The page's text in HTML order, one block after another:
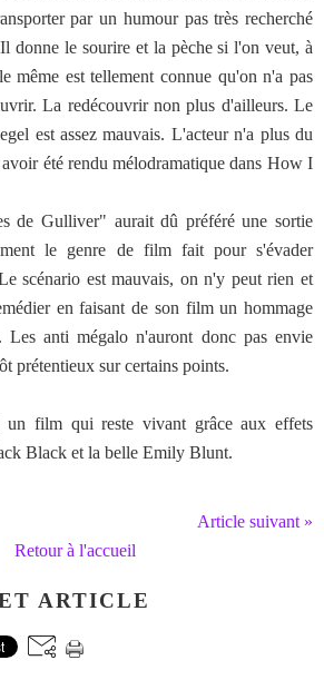
par un humour pas très recherché
donne le sourire et la pèche si l'on veut, à
même est tellement connue qu'on n'a pas
La redécouvrir non plus d'ailleurs. Le
est assez mauvais. L'acteur n'a plus du
été rendu mélodramatique dans How I
de Gulliver" aurait dû préféré une sortie
le genre de film fait pour s'évader
scénario est mauvais, on n'y peut rien et
en faisant de son film un hommage
Les anti mégalo n'auront donc pas envie
prétentieux sur certains points.
film qui reste vivant grâce aux effets
Black et la belle Emily Blunt.
Article suivant »
Retour à l'accueil
ARTICLE